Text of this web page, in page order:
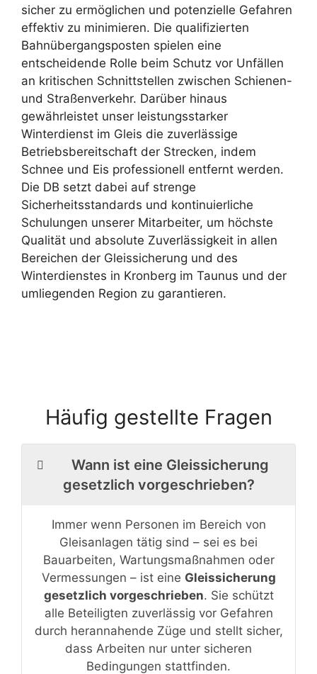
sicher zu ermöglichen und potenzielle Gefahren
effektiv zu minimieren. Die qualifizierten
Bahnübergangsposten spielen eine
entscheidende Rolle beim Schutz vor Unfällen
an kritischen Schnittstellen zwischen Schienen-
und Straßenverkehr. Darüber hinaus
gewährleistet unser leistungsstarker
Winterdienst im Gleis die zuverlässige
Betriebsbereitschaft der Strecken, indem
Schnee und Eis professionell entfernt werden.
Die DB setzt dabei auf strenge
Sicherheitsstandards und kontinuierliche
Schulungen unserer Mitarbeiter, um höchste
Qualität und absolute Zuverlässigkeit in allen
Bereichen der Gleissicherung und des
Winterdienstes in Kronberg im Taunus und der
umliegenden Region zu garantieren.
Häufig gestellte Fragen
Wann ist eine Gleissicherung
gesetzlich vorgeschrieben?
Immer wenn Personen im Bereich von
Gleisanlagen tätig sind – sei es bei
Bauarbeiten, Wartungsmaßnahmen oder
Vermessungen – ist eine Gleissicherung
gesetzlich vorgeschrieben. Sie schützt
alle Beteiligten zuverlässig vor Gefahren
durch herannahende Züge und stellt sicher,
dass Arbeiten nur unter sicheren
Bedingungen stattfinden.